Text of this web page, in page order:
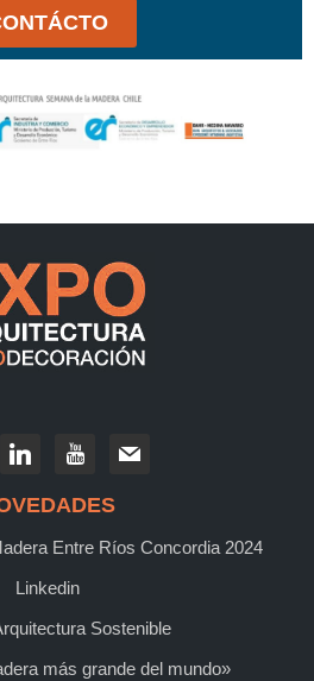
Entre Ríos Concordia 2024
Linkedin
Sostenible
más grande del mundo»